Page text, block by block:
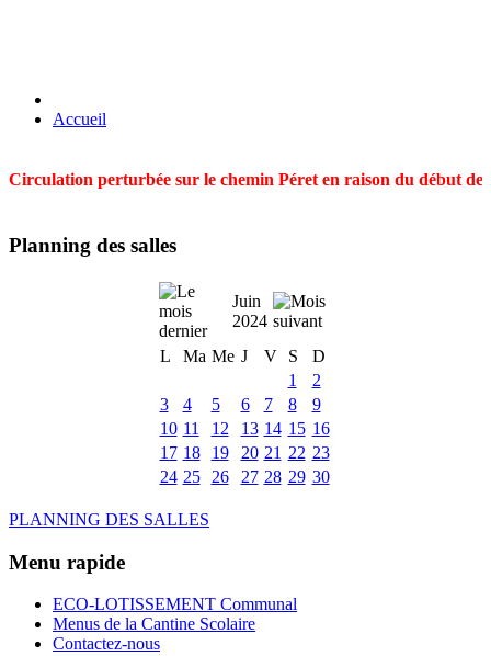
Accueil
Circulation perturbée sur le chemin Péret en raison du début
Planning des salles
Juin
2024
L
Ma Me J V S
D
1
2
3
4 5 6 7 8
9
10 11 12 13 14 15 16
17 18 19 20 21 22 23
24 25 26 27 28 29 30
PLANNING DES SALLES
Menu rapide
ECO-LOTISSEMENT Communal
Menus de la Cantine Scolaire
Contactez-nous